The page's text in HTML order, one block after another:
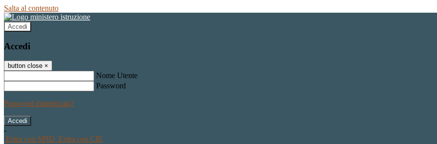
Salta al contenuto
Accedi
Accedi
button close ×
Nome Utente
Password
Password dimenticata?
-
Entra con SPID Entra con CIE